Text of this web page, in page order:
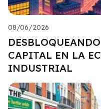
08/06/2026
CAPITAL EN LA
INDUSTRIAL